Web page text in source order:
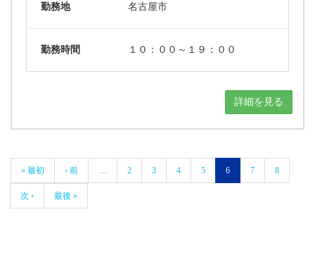
勤務地 名古屋市
勤務時間 １０：００～１９：００
詳細を見る
« 最初 ‹ 前 … 2 3 4 5 6 7 8
次 › 最後 »